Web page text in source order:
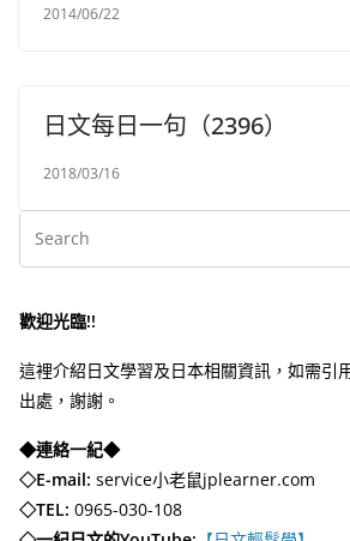
2014/06/22
日文每日一句（2396）
2018/03/16
歡迎光臨!!
這裡介紹日文學習及日本相關資訊，如需引
出處，謝謝。
◆連絡一紀◆
◇E-mail: service小老鼠jplearner.com
◇TEL: 0965-030-108